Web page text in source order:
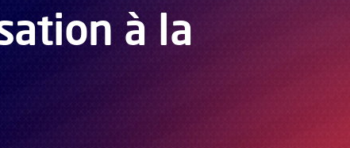
à la